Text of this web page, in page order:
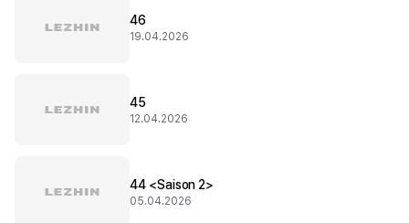
46
19.04.2026
45
12.04.2026
44 <Saison 2>
05.04.2026